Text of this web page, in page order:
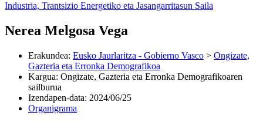
Industria, Trantsizio Energetiko eta Jasangarritasun Saila
Nerea Melgosa Vega
Erakundea: Eusko Jaurlaritza - Gobierno Vasco > Ongizate,
Gazteria eta Erronka Demografikoa
Kargua: Ongizate, Gazteria eta Erronka Demografikoaren
sailburua
Izendapen-data: 2024/06/25
Organigrama